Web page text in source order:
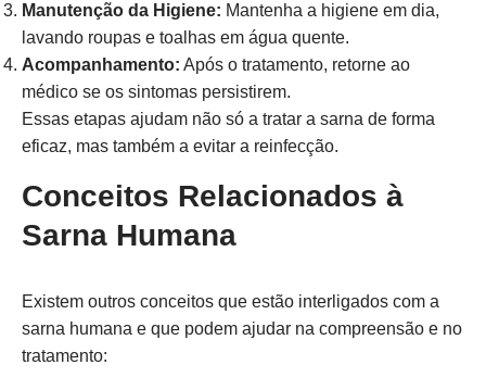
Manutenção da Higiene: Mantenha a higiene em dia,
lavando roupas e toalhas em água quente.
Acompanhamento: Após o tratamento, retorne ao
médico se os sintomas persistirem.
Essas etapas ajudam não só a tratar a sarna de forma
eficaz, mas também a evitar a reinfecção.
Conceitos Relacionados à
Sarna Humana
Existem outros conceitos que estão interligados com a
sarna humana e que podem ajudar na compreensão e no
tratamento: